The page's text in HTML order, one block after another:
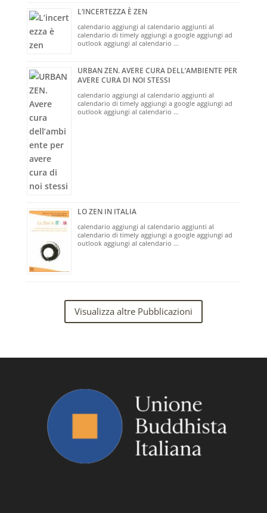
L’INCERTEZZA È ZEN
calendario aggiungi al calendario aggiunti al
calendario di timely aggiungi a google aggiungi ad
outlook aggiungi al calendario …
URBAN ZEN. AVERE CURA DELL’AMBIENTE PER
AVERE CURA DI NOI STESSI
calendario aggiungi al calendario aggiunti al
calendario di timely aggiungi a google aggiungi ad
outlook aggiungi al calendario …
LO ZEN IN ITALIA
calendario aggiungi al calendario aggiunti al
calendario di timely aggiungi a google aggiungi ad
outlook aggiungi al calendario …
Visualizza altre Pubblicazioni